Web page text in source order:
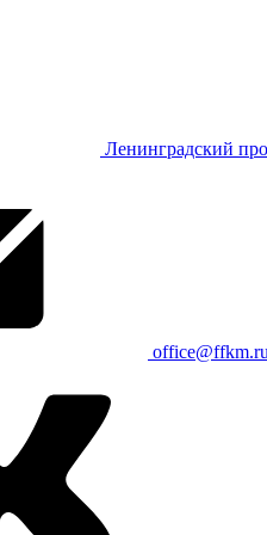
Ленинградский
office@ffkm.ru